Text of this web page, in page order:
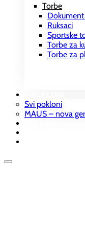
Torbe
Ruksaci
Sportske
Torbe za
Torbe za
Svi pokloni
MAUS – nova